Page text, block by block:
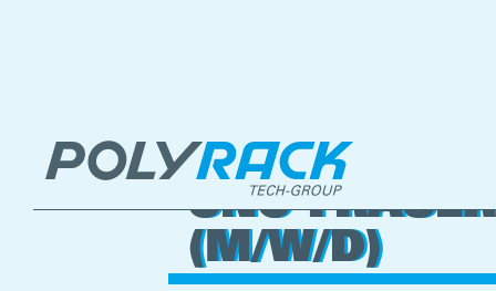
CNC-
(M/W/D)